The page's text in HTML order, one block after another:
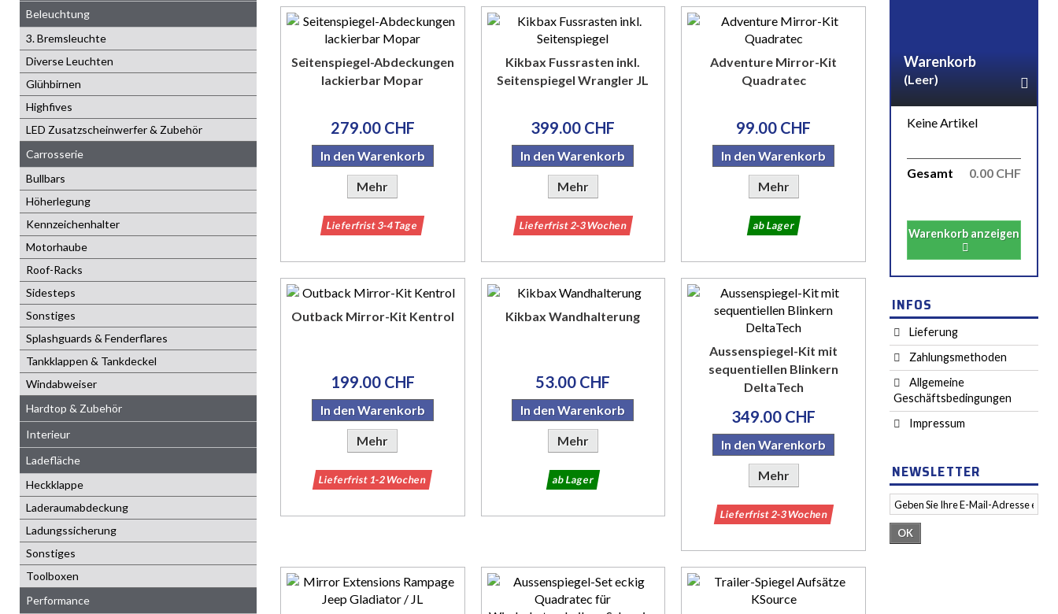
Beleuchtung
3. Bremsleuchte
Diverse Leuchten
Glühbirnen
Highfives
LED Zusatzscheinwerfer & Zubehör
Carrosserie
Bullbars
Höherlegung
Kennzeichenhalter
Motorhaube
Roof-Racks
Sidesteps
Sonstiges
Splashguards & Fenderflares
Tankklappen & Tankdeckel
Windabweiser
Hardtop & Zubehör
Interieur
Ladefläche
Heckklappe
Laderaumabdeckung
Ladungssicherung
Sonstiges
Toolboxen
Performance
Seitenspiegel-Abdeckungen
lackierbar Mopar
279.00 CHF
In den Warenkorb
Mehr
Lieferfrist 3-4 Tage
Kikbax Fussrasten inkl.
Seitenspiegel Wrangler JL
399.00 CHF
In den Warenkorb
Mehr
Lieferfrist 2-3 Wochen
Adventure Mirror-Kit
Quadratec
99.00 CHF
In den Warenkorb
Mehr
ab Lager
Outback Mirror-Kit Kentrol
199.00 CHF
In den Warenkorb
Mehr
Lieferfrist 1-2 Wochen
Kikbax Wandhalterung
53.00 CHF
In den Warenkorb
Mehr
ab Lager
Aussenspiegel-Kit mit
sequentiellen Blinkern
DeltaTech
349.00 CHF
In den Warenkorb
Mehr
Lieferfrist 2-3 Wochen
Warenkorb
(Leer)
Keine Artikel
0.00 CHF
Gesamt
Warenkorb anzeigen
INFOS
Lieferung
Zahlungsmethoden
Allgemeine
Geschäftsbedingungen
Impressum
NEWSLETTER
OK